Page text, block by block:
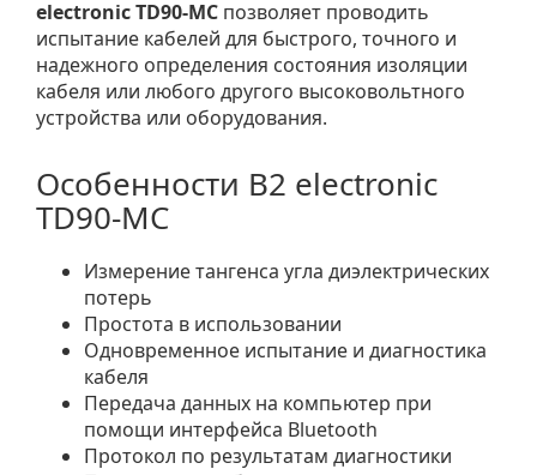
electronic TD90-MC позволяет проводить
испытание кабелей для быстрого, точного и
надежного определения состояния изоляции
кабеля или любого другого высоковольтного
устройства или оборудования.
Особенности B2 electronic
TD90-MC
Измерение тангенса угла диэлектрических
потерь
Простота в использовании
Одновременное испытание и диагностика
кабеля
Передача данных на компьютер при
помощи интерфейса Bluetooth
Протокол по результатам диагностики